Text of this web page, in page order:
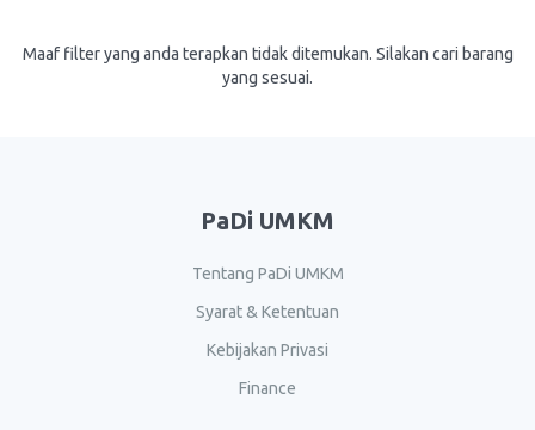
Maaf filter yang anda terapkan tidak ditemukan. Silakan cari barang
yang sesuai.
PaDi UMKM
Tentang PaDi UMKM
Syarat & Ketentuan
Kebijakan Privasi
Finance